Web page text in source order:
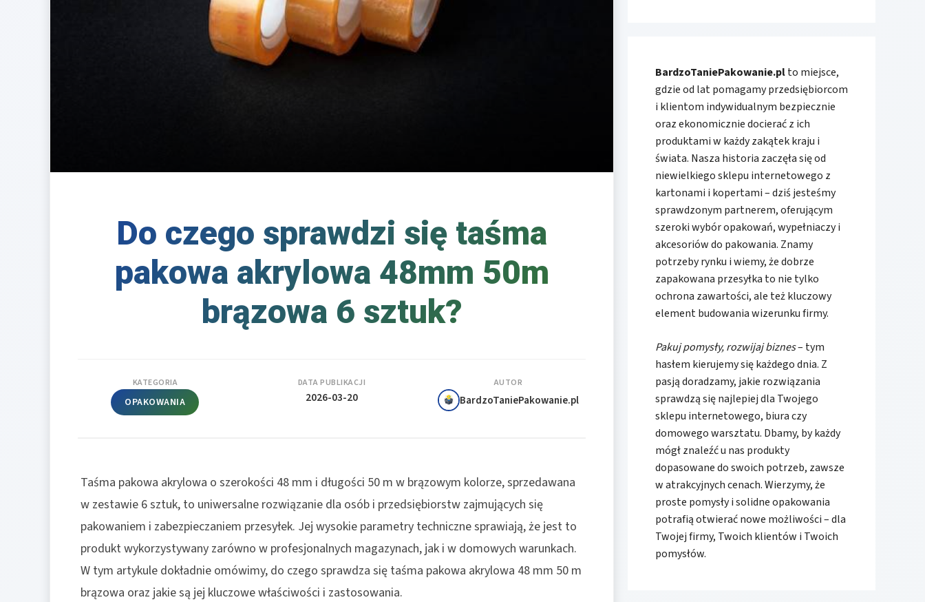
Do czego sprawdzi się taśma
pakowa akrylowa 48mm 50m
brązowa 6 sztuk?
KATEGORIA
OPAKOWANIA
DATA PUBLIKACJI
2026-03-20
AUTOR
BardzoTaniePakowanie.pl
Taśma pakowa akrylowa o szerokości 48 mm i długości 50 m w brązowym kolorze, sprzedawana
w zestawie 6 sztuk, to uniwersalne rozwiązanie dla osób i przedsiębiorstw zajmujących się
pakowaniem i zabezpieczaniem przesyłek. Jej wysokie parametry techniczne sprawiają, że jest to
produkt wykorzystywany zarówno w profesjonalnych magazynach, jak i w domowych warunkach.
W tym artykule dokładnie omówimy, do czego sprawdza się taśma pakowa akrylowa 48 mm 50 m
brązowa oraz jakie są jej kluczowe właściwości i zastosowania.
BardzoTaniePakowanie.plto miejsce,
gdzie od lat pomagamy przedsiębiorcom
i klientom indywidualnym bezpiecznie
oraz ekonomicznie docierać z ich
produktami w każdy zakątek kraju i
świata. Nasza historia zaczęła się od
niewielkiego sklepu internetowego z
kartonami i kopertami – dziś jesteśmy
sprawdzonym partnerem, oferującym
szeroki wybór opakowań, wypełniaczy i
akcesoriów do pakowania. Znamy
potrzeby rynku i wiemy, że dobrze
zapakowana przesyłka to nie tylko
ochrona zawartości, ale też kluczowy
element budowania wizerunku firmy.
Pakuj pomysły, rozwijaj biznes– tym
hasłem kierujemy się każdego dnia. Z
pasją doradzamy, jakie rozwiązania
sprawdzą się najlepiej dla Twojego
sklepu internetowego, biura czy
domowego warsztatu. Dbamy, by każdy
mógł znaleźć u nas produkty
dopasowane do swoich potrzeb, zawsze
w atrakcyjnych cenach. Wierzymy, że
proste pomysły i solidne opakowania
potrafią otwierać nowe możliwości – dla
Twojej firmy, Twoich klientów i Twoich
pomysłów.